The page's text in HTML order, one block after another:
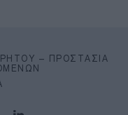
– ΠΡΟΣΤΑΣΊΑ